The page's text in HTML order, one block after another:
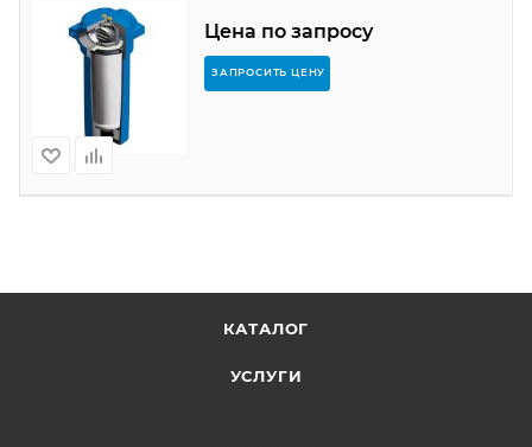
Цена по запросу
ЗАПРОСИТЬ ЦЕНУ
КАТАЛОГ
УСЛУГИ